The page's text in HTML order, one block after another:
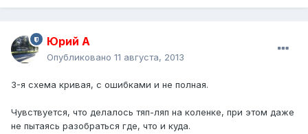
Юрий А
Опубликовано 11 августа, 2013
3-я схема кривая, с ошибками и не полная.
Чувствуется, что делалось тяп-ляп на коленке, при этом даже
не пытаясь разобраться где, что и куда.